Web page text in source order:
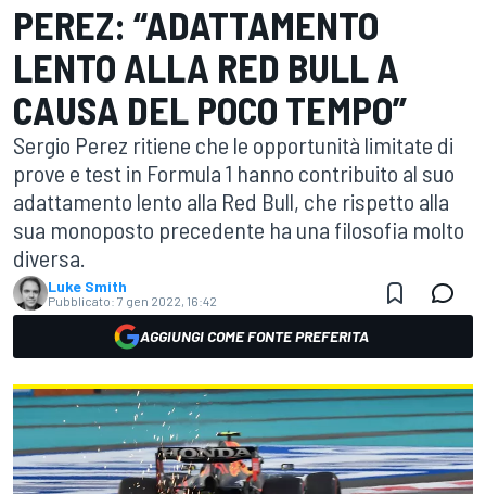
PEREZ: “ADATTAMENTO
LENTO ALLA RED BULL A
CAUSA DEL POCO TEMPO”
Sergio Perez ritiene che le opportunità limitate di
prove e test in Formula 1 hanno contribuito al suo
adattamento lento alla Red Bull, che rispetto alla
sua monoposto precedente ha una filosofia molto
diversa.
Luke Smith
Pubblicato: 7 gen 2022, 16:42
AGGIUNGI COME FONTE PREFERITA